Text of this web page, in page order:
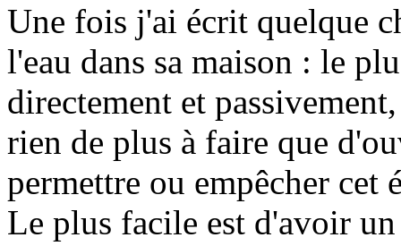
Une fois j'ai écrit quelque
l'eau dans sa maison : le
directement et
rien de plus à faire que
permettre ou empêcher
Le plus facile est d'avoir